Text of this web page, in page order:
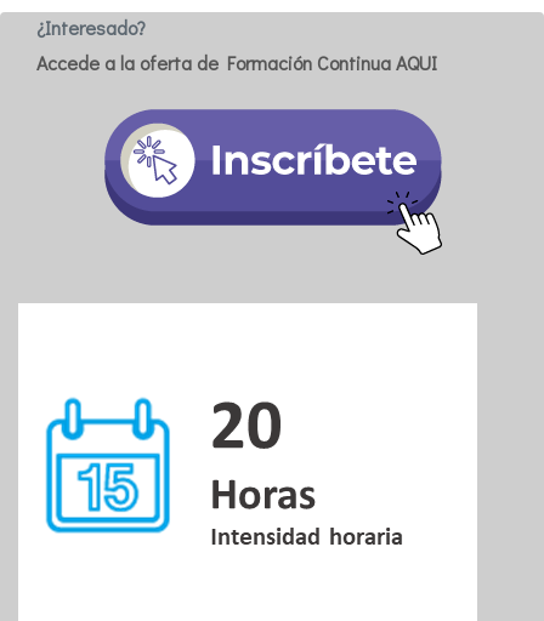
¿Interesado?
Accede a la oferta de Formación Continua AQUI